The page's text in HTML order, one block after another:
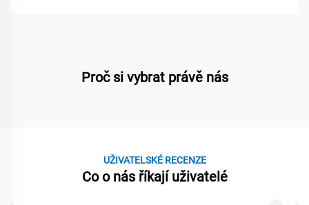
Proč si vybrat právě nás
UŽIVATELSKÉ RECENZE
Co o nás říkají uživatelé